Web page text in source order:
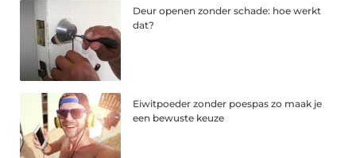
Deur openen zonder schade: hoe werkt
dat?
Eiwitpoeder zonder poespas zo maak je
een bewuste keuze